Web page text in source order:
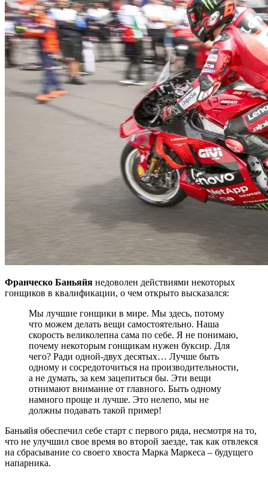
Франческо Баньяйя недоволен действиями некоторых
гонщиков в квалификации, о чем открыто высказался:
Мы лучшие гонщики в мире. Мы здесь, потому
что можем делать вещи самостоятельно. Наша
скорость великолепна сама по себе. Я не понимаю,
почему некоторым гонщикам нужен буксир. Для
чего? Ради одной-двух десятых… Лучше быть
одному и сосредоточиться на производительности,
а не думать, за кем зацепиться бы. Эти вещи
отнимают внимание от главного. Быть одному
намного проще и лучше. Это нелепо, мы не
должны подавать такой пример!
Баньяйя обеспечил себе старт с первого ряда, несмотря на то,
что не улучшил свое время во второй заезде, так как отвлекся
на сбрасывание со своего хвоста Марка Маркеса – будущего
напарника.